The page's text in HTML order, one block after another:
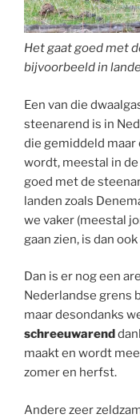
Het gaat goed met
bijvoorbeeld in
Een van die
steenarend is in
die gemiddeld maar
wordt, meestal in
goed met de
landen zoals
we vaker (meestal
gaan zien, is dan
Dan is er nog een
Nederlandse grens
maar desondanks
schreeuwarend
maakt en wordt
zomer en herfst.
Andere zeer